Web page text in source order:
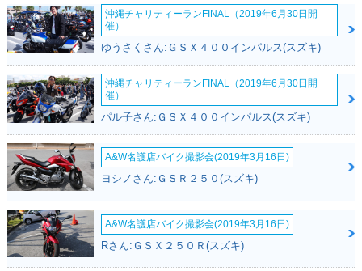
沖縄チャリティーランFINAL（2019年6月30日開
催）
ゆうさくさん:ＧＳＸ４００インパルス(スズキ)
沖縄チャリティーランFINAL（2019年6月30日開
催）
パル子さん:ＧＳＸ４００インパルス(スズキ)
A&W名護店バイク撮影会(2019年3月16日)
ヨシノさん:ＧＳＲ２５０(スズキ)
A&W名護店バイク撮影会(2019年3月16日)
Rさん:ＧＳＸ２５０Ｒ(スズキ)